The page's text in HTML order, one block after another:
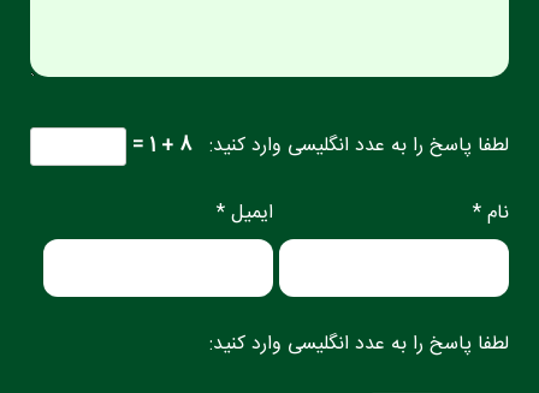
لطفا پاسخ را به عدد انگلیسی وارد کنید: 8 + 1 =
نام * ایمیل *
لطفا پاسخ را به عدد انگلیسی وارد کنید: